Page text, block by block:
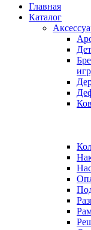
Главная
Каталог